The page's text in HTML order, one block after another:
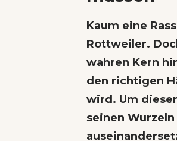
Kaum eine
Rottweiler.
wahren Kern
den richtigen
wird. Um
seinen